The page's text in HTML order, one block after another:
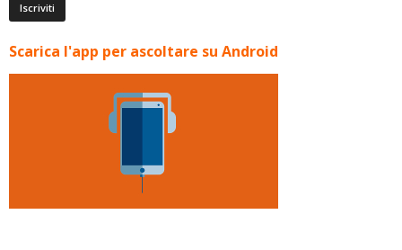
Scarica l'app per ascoltare su Android